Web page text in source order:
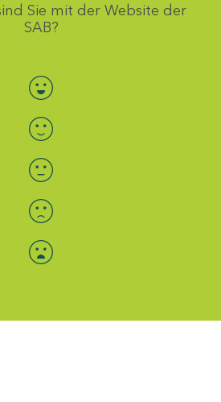
Sie mit der Website der
SAB?
Bewertung auswählen